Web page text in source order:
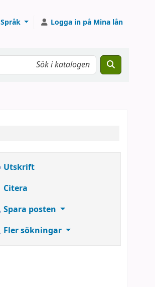
Språk Logga in på Mina lån
Utskrift
Citera
Spara posten
Fler sökningar